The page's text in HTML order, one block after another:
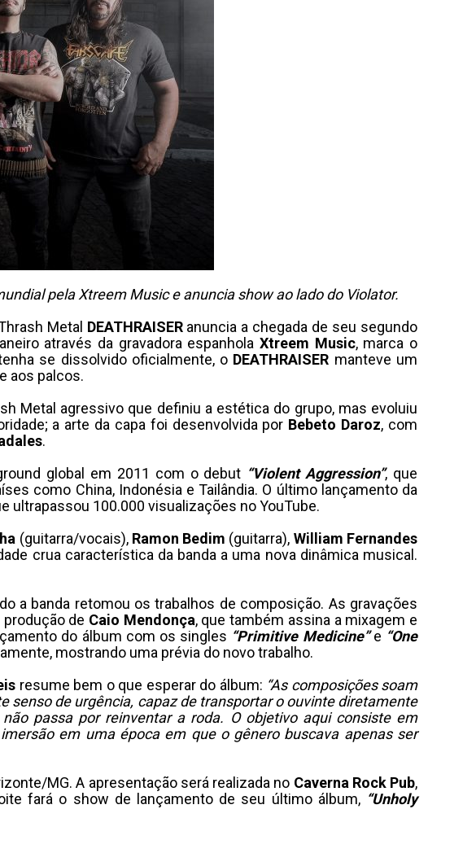
pela Xtreem Music e anuncia show ao lado do Violator.
Metal DEATHRAISERanuncia a chegada de seu segundo
através da gravadora espanholaXtreem Music, marca o
se dissolvido oficialmente, o DEATHRAISER manteve um
aos palcos.
Metal agressivo que definiu a estética do grupo, mas evoluiu
a arte da capa foi desenvolvida por Bebeto Daroz, com
.
global em 2011 com o debut “Violent Aggression”, que
como China, Indonésia e Tailândia. O último lançamento da
ultrapassou 100.000 visualizações no YouTube.
(guitarra/vocais), Ramon Bedim (guitarra), William Fernandes
crua característica da banda a uma nova dinâmica musical.
a banda retomou os trabalhos de composição. As gravações
de Caio Mendonça, que também assina a mixagem e
do álbum com os singles “Primitive Medicine”e “One
mostrando uma prévia do novo trabalho.
resume bem o que esperar do álbum: “As composições soam
senso de urgência, capaz de transportar o ouvinte diretamente
não passa por reinventar a roda. O objetivo aqui consiste em
em uma época em que o gênero buscava apenas ser
MG. A apresentação será realizada no Caverna Rock Pub,
fará o show de lançamento de seu último álbum, “Unholy